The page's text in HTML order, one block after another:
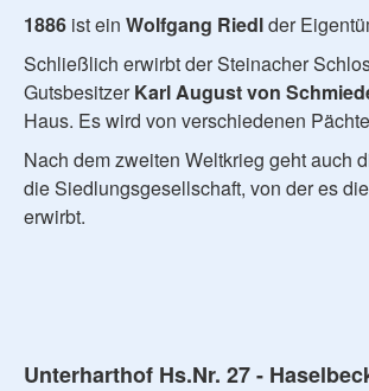
1886 ist ein Wolfgang Riedlder
Schließlich erwirbt der Steinacher
GutsbesitzerKarl August von
Haus. Es wird von verschiedenen
Nach dem zweiten Weltkrieg geht auch
die Siedlungsgesellschaft, von der es die
erwirbt.
Unterharthof Hs.Nr. 27 -